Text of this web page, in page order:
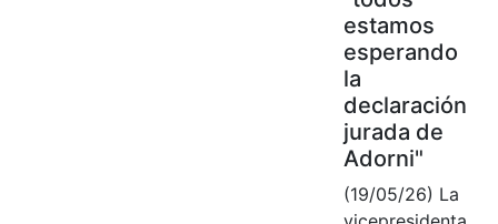
estamos
esperando
la
declaración
jurada de
Adorni"
(19/05/26) La